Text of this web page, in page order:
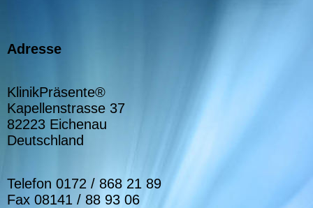
Adresse
KlinikPräsente®
Kapellenstrasse 37
82223 Eichenau
Deutschland
Telefon 0172 / 868 21 89
Fax 08141 / 88 93 06